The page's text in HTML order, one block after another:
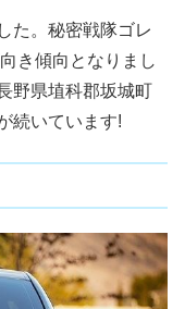
た。秘密戦隊ゴレ
き傾向となりまし
野県埴科郡坂城町
続いています!